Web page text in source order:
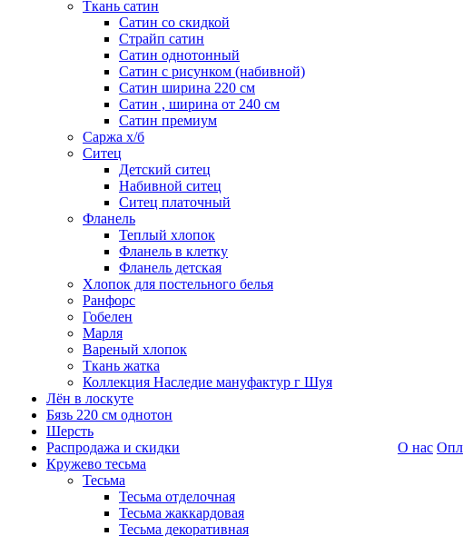
Ткань сатин
Сатин со скидкой
Страйп сатин
Сатин однотонный
Сатин с рисунком (набивной)
Сатин ширина 220 см
Сатин , ширина от 240 см
Сатин премиум
Саржа х/б
Ситец
Детский ситец
Набивной ситец
Ситец платочный
Фланель
Теплый хлопок
Фланель в клетку
Фланель детская
Хлопок для постельного белья
Ранфорс
Гобелен
Марля
Вареный хлопок
Ткань жатка
Коллекция Наследие мануфактур г Шуя
Лён в лоскуте
Бязь 220 см однотон
Шерсть
Распродажа и скидки
Кружево тесьма
Тесьма
Тесьма отделочная
Тесьма жаккардовая
Тесьма декоративная
О нас